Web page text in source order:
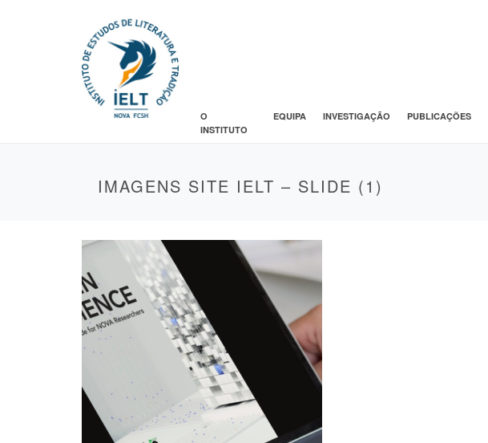
O
INSTITUTO
EQUIPA INVESTIGAÇÃO PUBLICAÇÕES
IMAGENS SITE IELT – SLIDE (1)